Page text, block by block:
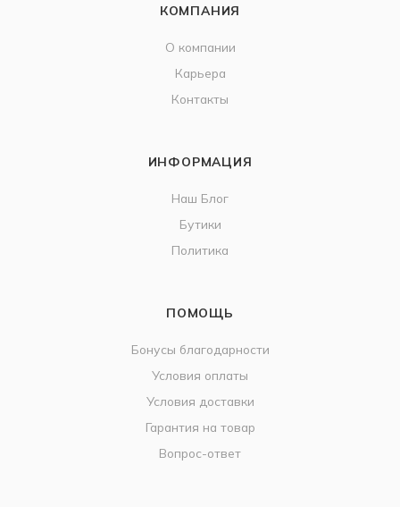
КОМПАНИЯ
О компании
Карьера
Контакты
ИНФОРМАЦИЯ
Наш Блог
Бутики
Политика
ПОМОЩЬ
Бонусы благодарности
Условия оплаты
Условия доставки
Гарантия на товар
Вопрос-ответ